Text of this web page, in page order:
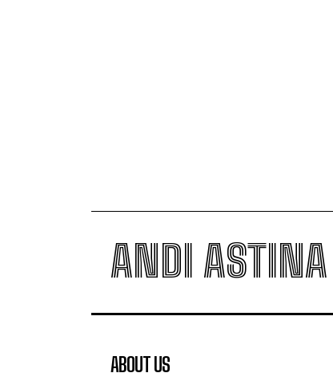
ANDI ASTINA
ABOUT US